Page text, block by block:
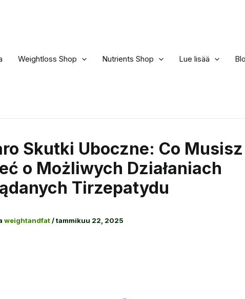
Weightloss Shop Nutrients Shop Lue lisää
Skutki Uboczne: Co Musisz
o Możliwych Działaniach
Tirzepatydu
weightandfat/tammikuu 22, 2025